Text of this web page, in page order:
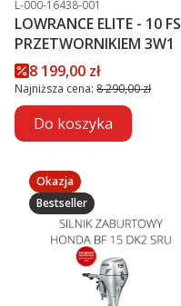
L-000-16438-001
LOWRANCE ELITE - 10 FS Z
PRZETWORNIKIEM 3W1
Cena promocyjna
8 199,00 zł
Najniższa cena: 8 290,00 zł
Do koszyka
Okazja
Bestseller